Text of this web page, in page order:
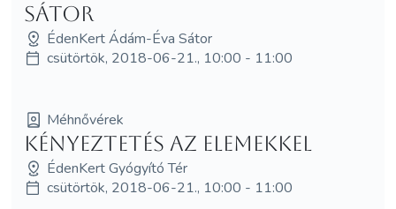
Sátor
ÉdenKert Ádám-Éva Sátor
csütörtök, 2018-06-21., 10:00 - 11:00
Méhnővérek
Kényeztetés az elemekkel
ÉdenKert Gyógyító Tér
csütörtök, 2018-06-21., 10:00 - 11:00